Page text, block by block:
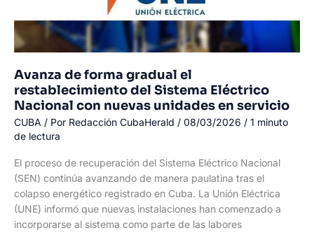
a
otro
lesionado
Avanza de forma gradual el
restablecimiento del Sistema Eléctrico
Nacional con nuevas unidades en servicio
CUBA / Por Redacción CubaHerald / 08/03/2026 / 1 minuto
de lectura
El proceso de recuperación del Sistema Eléctrico Nacional
(SEN) continúa avanzando de manera paulatina tras el
colapso energético registrado en Cuba. La Unión Eléctrica
(UNE) informó que nuevas instalaciones han comenzado a
incorporarse al sistema como parte de las labores